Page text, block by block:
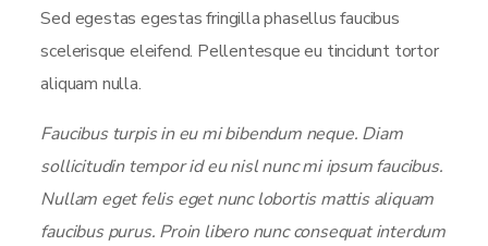
Sed egestas egestas fringilla phasellus faucibus
scelerisque eleifend. Pellentesque eu tincidunt tortor
aliquam nulla.
Faucibus turpis in eu mi bibendum neque. Diam
sollicitudin tempor id eu nisl nunc mi ipsum faucibus.
Nullam eget felis eget nunc lobortis mattis aliquam
faucibus purus. Proin libero nunc consequat interdum